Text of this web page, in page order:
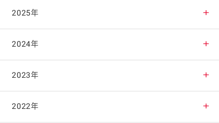
2025年
2025年12月
2025年11月
2025年10月
2024年
2024年12月
2024年11月
2023年
2023年12月
2022年